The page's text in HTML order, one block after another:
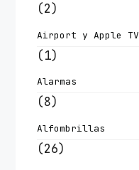
(2)
Airport y Apple TV
(1)
Alarmas
(8)
Alfombrillas
(26)